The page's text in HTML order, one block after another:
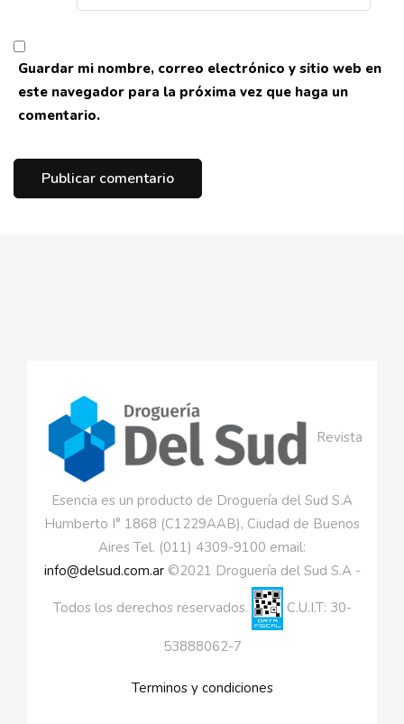
Guardar mi nombre, correo electrónico y sitio web en
este navegador para la próxima vez que haga un
comentario.
Revista
Esencia es un producto de Droguería del Sud S.A
Humberto I° 1868 (C1229AAB), Ciudad de Buenos
Aires Tel. (011) 4309-9100 email:
info@delsud.com.ar©2021 Droguería del Sud S.A -
Todos los derechos reservados. C.U.I.T: 30-
53888062-7
Terminos y condiciones